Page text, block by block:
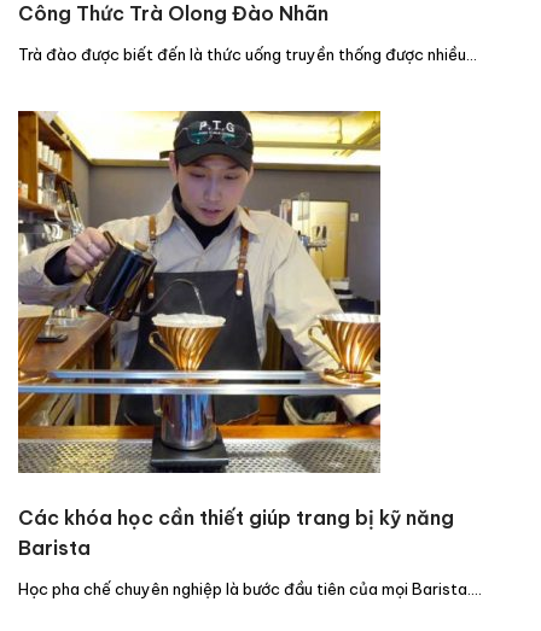
Công Thức Trà Olong Đào Nhãn
Trà đào được biết đến là thức uống truyền thống được nhiều…
Các khóa học cần thiết giúp trang bị kỹ năng
Barista
Học pha chế chuyên nghiệp là bước đầu tiên của mọi Barista.…